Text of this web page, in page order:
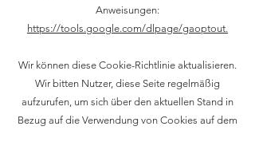
Anweisungen:
https://tools.google.com/dlpage/gaoptout.
Wir können diese Cookie-Richtlinie aktualisieren.
Wir bitten Nutzer, diese Seite regelmäßig
aufzurufen, um sich über den aktuellen Stand in
Bezug auf die Verwendung von Cookies auf dem